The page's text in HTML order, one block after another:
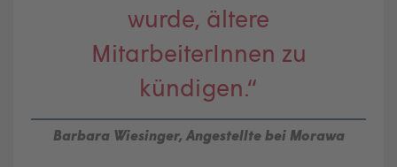
wurde, ältere
MitarbeiterInnen zu
kündigen.“
Barbara Wiesinger, Angestellte bei Morawa